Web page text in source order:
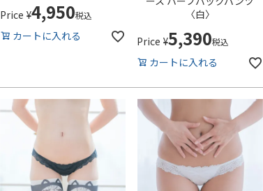
Price ¥4,950税込
カートに入れる
〈白〉
Price ¥5,390税込
カートに入れる